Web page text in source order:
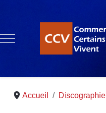
Mobile Menu Toggle
Accueil Discographie